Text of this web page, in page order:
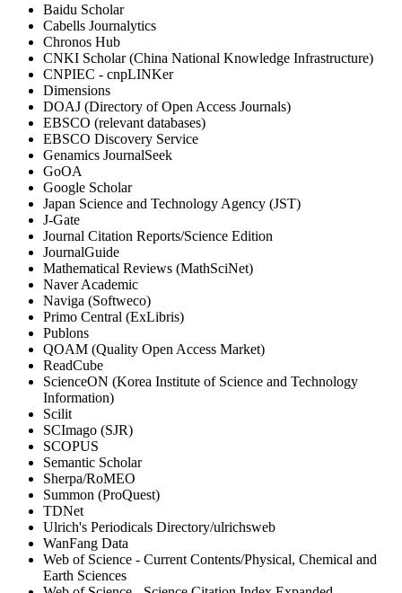
Baidu Scholar
Cabells Journalytics
Chronos Hub
CNKI Scholar (China National Knowledge Infrastructure)
CNPIEC - cnpLINKer
Dimensions
DOAJ (Directory of Open Access Journals)
EBSCO (relevant databases)
EBSCO Discovery Service
Genamics JournalSeek
GoOA
Google Scholar
Japan Science and Technology Agency (JST)
J-Gate
Journal Citation Reports/Science Edition
JournalGuide
Mathematical Reviews (MathSciNet)
Naver Academic
Naviga (Softweco)
Primo Central (ExLibris)
Publons
QOAM (Quality Open Access Market)
ReadCube
ScienceON (Korea Institute of Science and Technology
Information)
Scilit
SCImago (SJR)
SCOPUS
Semantic Scholar
Sherpa/RoMEO
Summon (ProQuest)
TDNet
Ulrich's Periodicals Directory/ulrichsweb
WanFang Data
Web of Science - Current Contents/Physical, Chemical and
Earth Sciences